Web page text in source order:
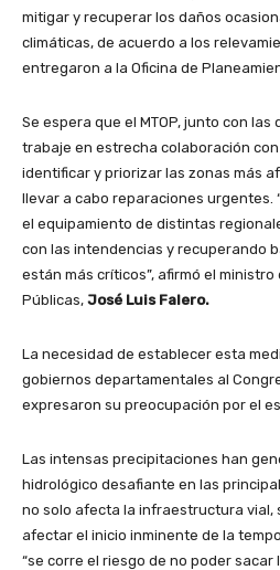
mitigar y recuperar los daños
climáticas, de acuerdo a los
entregaron a la Oficina de
Se espera que el MTOP, junto con
trabaje en estrecha colaboración
identificar y priorizar las zonas más
llevar a cabo reparaciones urgentes.
el equipamiento de distintas
con las intendencias y recuperando
están más críticos”, afirmó el ministro
Públicas, José Luis Falero.
La necesidad de establecer esta
gobiernos departamentales al
expresaron su preocupación por el
Las intensas precipitaciones han
hidrológico desafiante en las
no solo afecta la infraestructura vial,
afectar el inicio inminente de la
“se corre el riesgo de no poder sacar